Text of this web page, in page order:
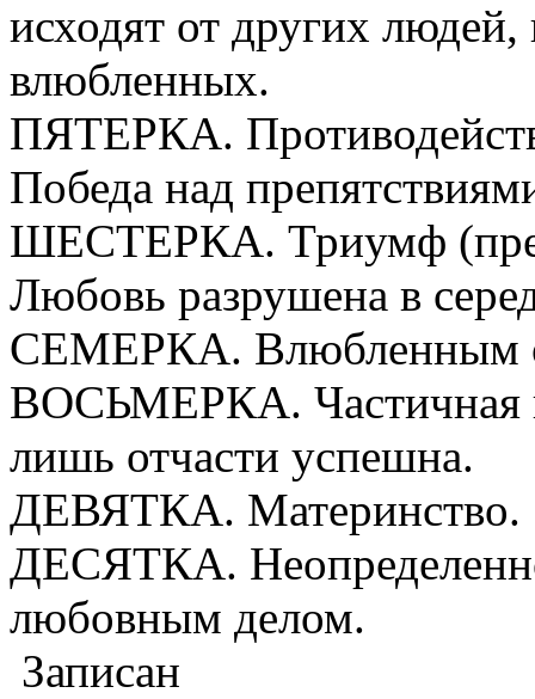
исходят от других
влюбленных.
ПЯТЕРКА.
Победа над
ШЕСТЕРКА. Триумф
Любовь разрушена в
СЕМЕРКА. Влюбленным
ВОСЬМЕРКА. Частичная
лишь отчасти успешна.
ДЕВЯТКА. Материнство.
ДЕСЯТКА.
любовным делом.
Записан